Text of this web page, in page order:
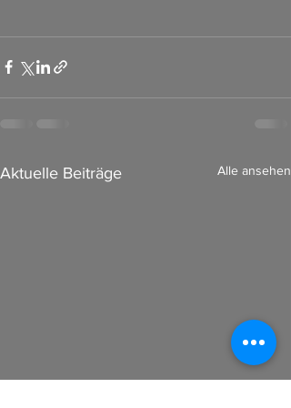
Aktuelle Beiträge Alle ansehen